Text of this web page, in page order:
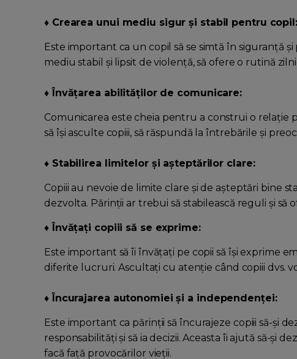
♦ Crearea unui mediu sigur și stabil pentru copil:
Este important ca un copil să se simtă în siguranță
mediu stabil și lipsit de violență, să ofere o rutină
♦ Învățarea abilităților de comunicare:
Comunicarea este cheia pentru a construi o relație
să își asculte copiii, să răspundă la întrebările și
♦ Stabilirea limitelor și așteptărilor clare:
Copiii au nevoie de limite clare și de așteptări bine
dezvolta. Părinții ar trebui să stabilească reguli și
♦ Învățați copiii să se exprime:
Este important să îi învățați pe copii să își exprime
diferite lucruri. Ascultați cu atenție când copiii dvs.
♦ Încurajarea autonomiei și a independenței:
Este important ca părinții să încurajeze copiii să-și
responsabilități și să ia decizii. Aceasta îi ajută să-și
facă față provocărilor vieții.